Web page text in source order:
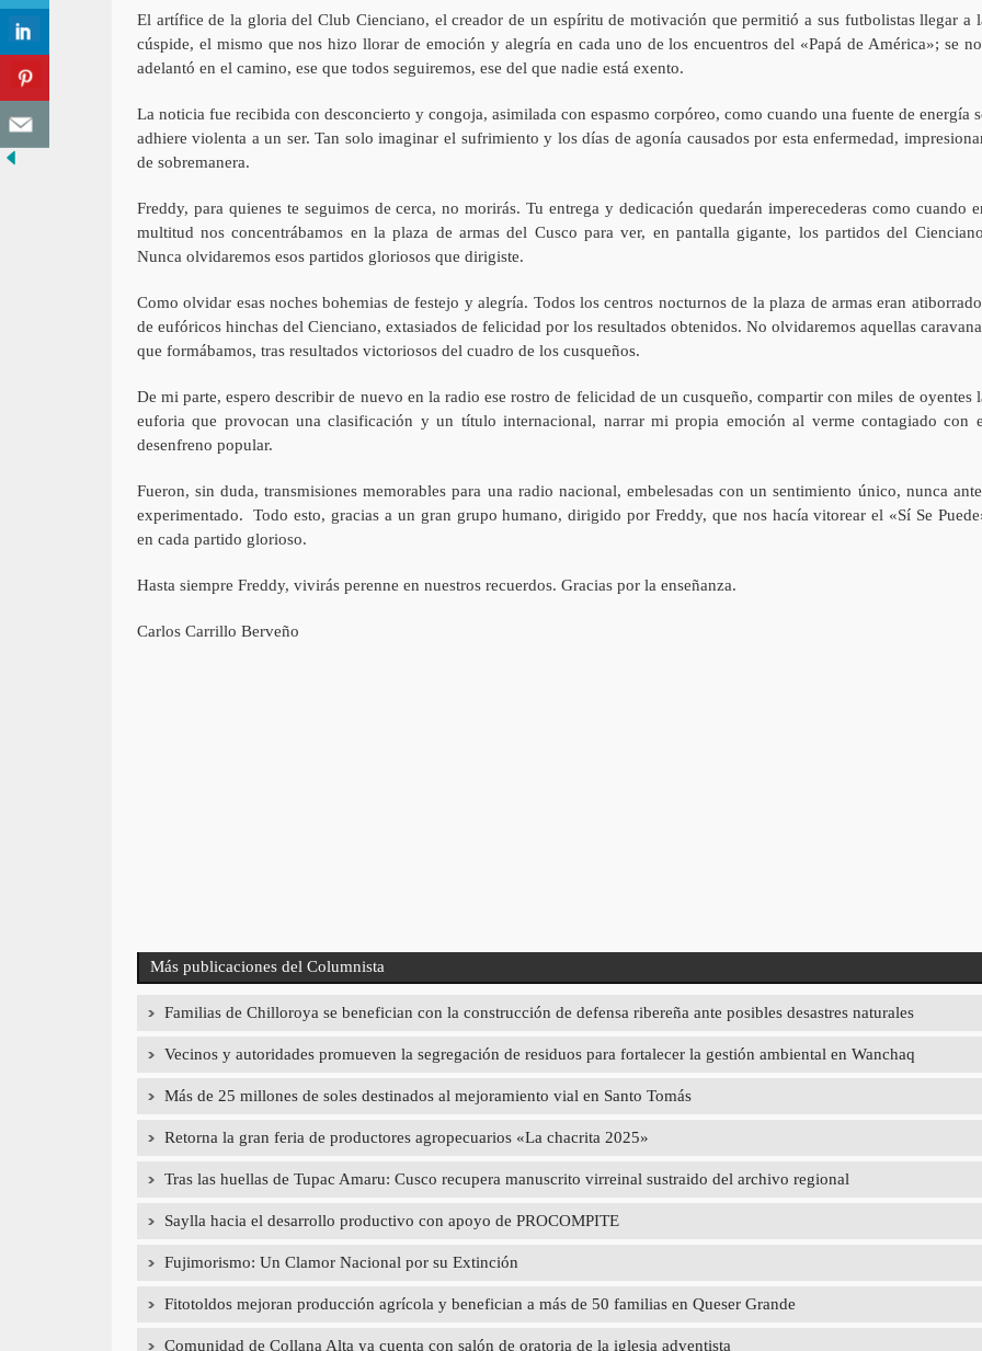
El artífice de la gloria del Club Cienciano, el creador de un espíritu de motivación que permitió a sus futbolistas llegar a
cúspide, el mismo que nos hizo llorar de emoción y alegría en cada uno de los encuentros del «Papá de América»; se
adelantó en el camino, ese que todos seguiremos, ese del que nadie está exento.
La noticia fue recibida con desconcierto y congoja, asimilada con espasmo corpóreo, como cuando una fuente de energía
adhiere violenta a un ser. Tan solo imaginar el sufrimiento y los días de agonía causados por esta enfermedad,
de sobremanera.
Freddy, para quienes te seguimos de cerca, no morirás. Tu entrega y dedicación quedarán imperecederas como cuando
multitud nos concentrábamos en la plaza de armas del Cusco para ver, en pantalla gigante, los partidos del
Nunca olvidaremos esos partidos gloriosos que dirigiste.
Como olvidar esas noches bohemias de festejo y alegría. Todos los centros nocturnos de la plaza de armas eran
de eufóricos hinchas del Cienciano, extasiados de felicidad por los resultados obtenidos. No olvidaremos aquellas
que formábamos, tras resultados victoriosos del cuadro de los cusqueños.
De mi parte, espero describir de nuevo en la radio ese rostro de felicidad de un cusqueño, compartir con miles de oyentes
euforia que provocan una clasificación y un título internacional, narrar mi propia emoción al verme contagiado con
desenfreno popular.
Fueron, sin duda, transmisiones memorables para una radio nacional, embelesadas con un sentimiento único, nunca
experimentado. Todo esto, gracias a un gran grupo humano, dirigido por Freddy, que nos hacía vitorear el «Sí Se
en cada partido glorioso.
Hasta siempre Freddy, vivirás perenne en nuestros recuerdos. Gracias por la enseñanza.
Carlos Carrillo Berveño
Más publicaciones del Columnista
Familias de Chilloroya se benefician con la construcción de defensa ribereña ante posibles desastres naturales
Vecinos y autoridades promueven la segregación de residuos para fortalecer la gestión ambiental en Wanchaq
Más de 25 millones de soles destinados al mejoramiento vial en Santo Tomás
Retorna la gran feria de productores agropecuarios «La chacrita 2025»
Tras las huellas de Tupac Amaru: Cusco recupera manuscrito virreinal sustraido del archivo regional
Saylla hacia el desarrollo productivo con apoyo de PROCOMPITE
Fujimorismo: Un Clamor Nacional por su Extinción
Fitotoldos mejoran producción agrícola y benefician a más de 50 familias en Queser Grande
Comunidad de Collana Alta ya cuenta con salón de oratoria de la iglesia adventista